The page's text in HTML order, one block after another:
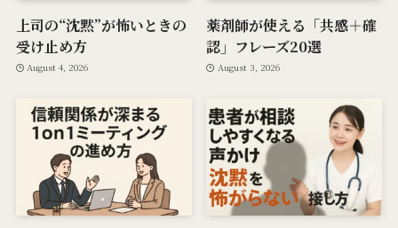
上司の“沈黙”が怖いときの
受け止め方
August 4, 2026
薬剤師が使える「共感＋確
認」フレーズ20選
August 3, 2026